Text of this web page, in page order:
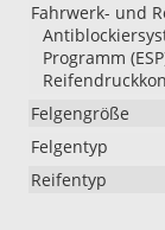
Fahrwerk- und
Programm
Felgengröße
Felgentyp
Reifentyp